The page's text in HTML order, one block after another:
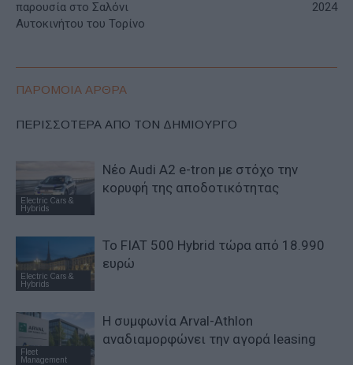
παρουσία στο Σαλόνι
Αυτοκινήτου του Τορίνο
2024
ΠΑΡΟΜΟΙΑ ΑΡΘΡΑ
ΠΕΡΙΣΣΟΤΕΡΑ ΑΠΟ ΤΟΝ ΔΗΜΙΟΥΡΓΟ
Electric Cars &
Hybrids
Νέο Audi A2 e-tron με στόχο την
κορυφή της αποδοτικότητας
Electric Cars &
Hybrids
Το FIAT 500 Hybrid τώρα από 18.990
ευρώ
Fleet
Management
Η συμφωνία Arval-Athlon
αναδιαμορφώνει την αγορά leasing